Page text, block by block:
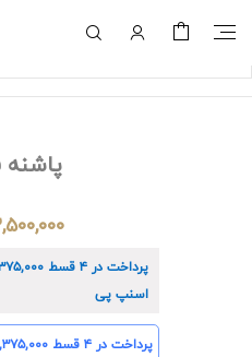
پرداخت در ۴ قسط
اسنپ پی
پرداخت در ۴ قسط